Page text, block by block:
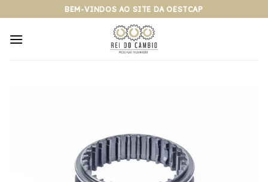
para
BEM-VINDOS AO SITE DA OESTCAP